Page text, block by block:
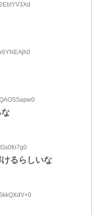
k6YNEAjh0
るらしいな